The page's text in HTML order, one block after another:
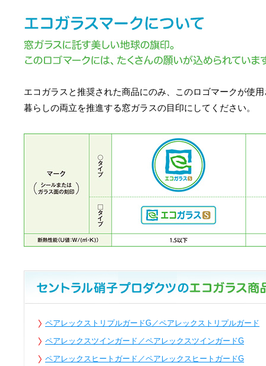
エコガラスと推奨された商品にのみ、このロゴマークが使
暮らしの両立を推進する窓ガラスの目印にしてください。
ペアレックストリプルガードG／ペアレックストリプルガード
ペアレックスツインガード／ペアレックスツインガードG
ペアレックスヒートガード／ペアレックスヒートガードG